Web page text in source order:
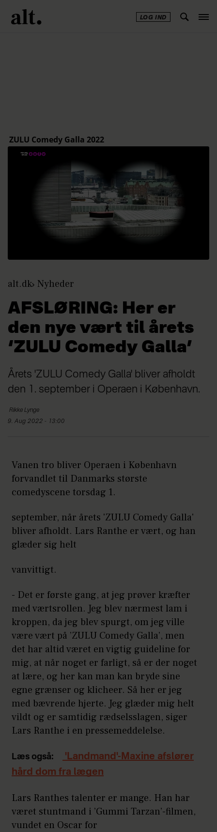
LOG IND
alt.dk Nyheder
AFSLØRING: Her er
den nye vært til årets
‘ZULU Comedy Galla’
Årets 'ZULU Comedy Galla' bliver afholdt
den 1. september i Operaen i København.
Rikke Lynge
9. Aug 2022 - 13:00
Vanen tro bliver Operaen i København
forvandlet til Danmarks største
comedyscene torsdag 1.
september, når årets 'ZULU Comedy Galla'
bliver afholdt. Lars Ranthe er vært, og han
glæder sig helt
vanvittigt.
- Det er første gang, at jeg prøver kræfter
med værtsrollen. Jeg blev nærmest lam i
kroppen, da jeg blev spurgt, om jeg ville
være vært på ’ZULU Comedy Galla’, men
det har altid været en vigtig guideline for
mig, at når noget er farligt, så er der noget
at lære, og her kan man kan bryde sine
egne grænser og klicheer. Så her er jeg
med bævrende hjerte. Jeg glæder mig helt
vildt og er samtidig rædselsslagen, siger
Lars Ranthe i en pressemeddelelse.
Læs også:
'Landmand'-Maxine afslører
hård dom fra lægen
Lars Ranthes talenter er mange. Han har
været stuntmand i ’Gummi Tarzan’-filmen,
vundet en Oscar for